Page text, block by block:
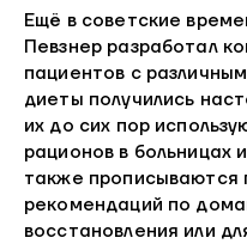
Ещё в советские
Певзнер разработал
пациентов с
диеты получились
их до сих пор
рационов в больницах
также прописываются
рекомендаций по
восстановления или